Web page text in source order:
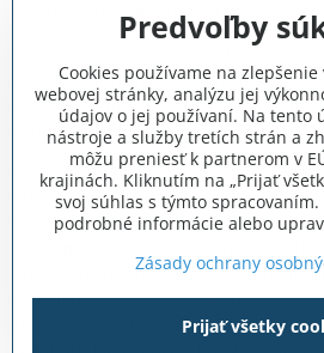
Ako ušetriť? Vymeňte si pred zimou
účinnosť a znižujú náklady na
dvere, je výmena starých okien za
výborný nápad.
Nové strešné okná VELUX majú
vlastnosti a to zásluhou inovatívnej
vysoko kvalitných materiálov. Kým
ThermoTechnology™ znižuje tepelné
vymeníte staré strešné okno VELUX
tepla celým oknom Uw = 2,8 W / m2K)
Predvoľby
Cookies používame na
webovej stránky, analýzu jej
údajov o jej používaní. Na tento
nástroje a služby tretích strán a
môžu preniesť k partnerom v
krajinách. Kliknutím na „Prijať
svoj súhlas s týmto
podrobné informácie alebo
Zásady ochrany
Prijať všetky